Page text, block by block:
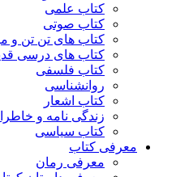
کتاب علمی
کتاب صوتی
کتاب های تن تن و
کتاب های درسی
کتاب فلسفی
روانشناسی
کتاب اشعار
زندگی نامه و
کتاب سیاسی
معرفی کتاب
معرفی رمان